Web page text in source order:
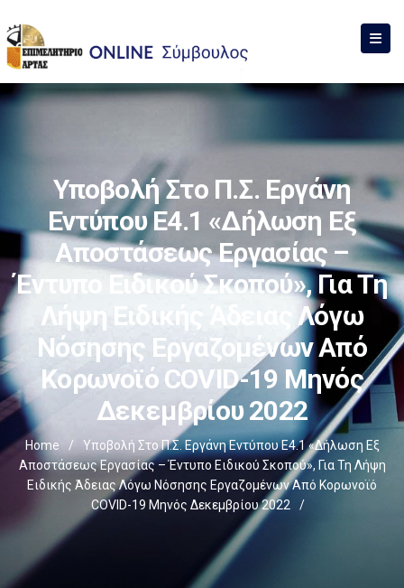
Υποβολή Στο Π.Σ. Εργάνη
Εντύπου Ε4.1 «Δήλωση Εξ
Αποστάσεως Εργασίας –
Έντυπο Ειδικού Σκοπού», Για Τη
Λήψη Ειδικής Άδειας Λόγω
Νόσησης Εργαζομένων Από
Κορωνοϊό COVID-19 Μηνός
Δεκεμβρίου 2022
Home /
Υποβολή Στο Π.Σ. Εργάνη Εντύπου Ε4.1 «Δήλωση Εξ
Αποστάσεως Εργασίας – Έντυπο Ειδικού Σκοπού», Για Τη Λήψη
Ειδικής Άδειας Λόγω Νόσησης Εργαζομένων Από Κορωνοϊό
COVID-19 Μηνός Δεκεμβρίου 2022
/